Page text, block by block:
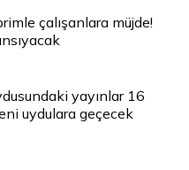
çalışanlara müjde!
yayınlar 16
uydulara geçecek